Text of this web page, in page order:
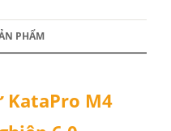
PHẨM
KataPro M4